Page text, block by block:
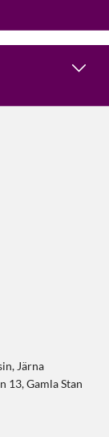
Järna
13, Gamla Stan